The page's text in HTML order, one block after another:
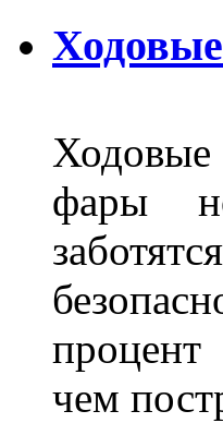
фары
чем